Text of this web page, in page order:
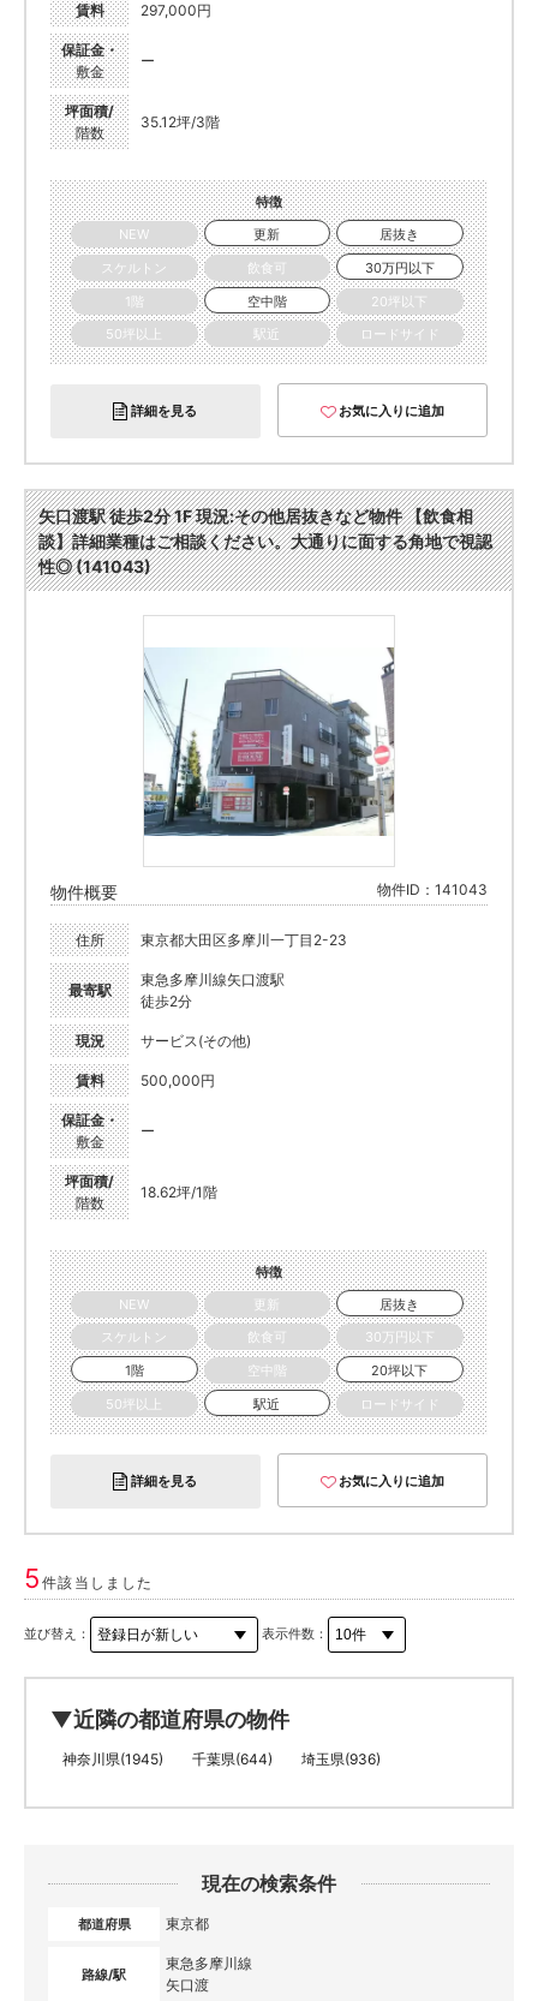
賃料 297,000円
保証金・
敷金
ー
坪面積/
階数
35.12坪/3階
特徴
NEW
更新
居抜き
スケルトン
飲食可
30万円以下
1階
空中階
20坪以下
50坪以上
駅近 ロードサイド
詳細を見る お気に入りに追加
矢口渡駅 徒歩2分 1F 現況:その他居抜きなど物件 【飲食相
談】詳細業種はご相談ください。大通りに面する角地で視認
性◎ (141043)
物件概要 物件ID：141043
住所 東京都大田区多摩川一丁目2-23
最寄駅
東急多摩川線矢口渡駅
徒歩2分
現況 サービス(その他)
賃料 500,000円
保証金・
敷金
ー
坪面積/
階数
18.62坪/1階
特徴
NEW
更新
居抜き
スケルトン
飲食可
30万円以下
1階
空中階
20坪以下
50坪以上
駅近 ロードサイド
詳細を見る お気に入りに追加
5件該当しました
並び替え： 表示件数：
▼近隣の都道府県の物件
神奈川県(1945) 千葉県(644) 埼玉県(936)
現在の検索条件
都道府県 東京都
路線/駅
東急多摩川線
矢口渡